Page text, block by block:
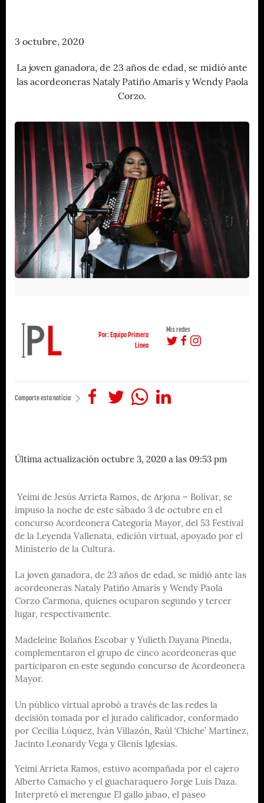
3 octubre, 2020
La joven ganadora, de 23 años de edad, se midió ante
las acordeoneras Nataly Patiño Amarís y Wendy Paola
Corzo.
Por: Equipo Primera
Linea
Mis redes
Comparte esta noticia
Última actualización octubre 3, 2020 a las 09:53 pm
Yeimi de Jesús Arrieta Ramos, de Arjona – Bolívar, se
impuso la noche de este sábado 3 de octubre en el
concurso Acordeonera Categoría Mayor, del 53 Festival
de la Leyenda Vallenata, edición virtual, apoyado por el
Ministerio de la Cultura.
La joven ganadora, de 23 años de edad, se midió ante las
acordeoneras Nataly Patiño Amarís y Wendy Paola
Corzo Carmona, quienes ocuparon segundo y tercer
lugar, respectivamente.
Madeleine Bolaños Escobar y Yulieth Dayana Pineda,
complementaron el grupo de cinco acordeoneras que
participaron en este segundo concurso de Acordeonera
Mayor.
Un público virtual aprobó a través de las redes la
decisión tomada por el jurado calificador, conformado
por Cecilia Lúquez, Iván Villazón, Raúl ‘Chiche’ Martínez,
Jacinto Leonardy Vega y Glenis Iglesias.
Yeimi Arrieta Ramos, estuvo acompañada por el cajero
Alberto Camacho y el guacharaquero Jorge Luis Daza.
Interpretó el merengue El gallo jabao, el paseo